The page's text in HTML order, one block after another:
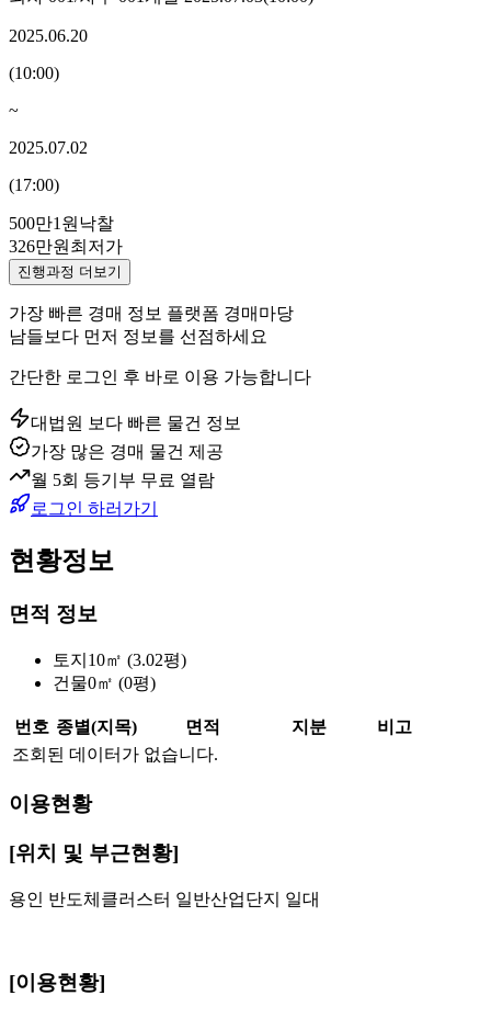
2025.06.20
(10:00)
~
2025.07.02
(17:00)
500만1원 낙찰
326만원 최저가
진행과정 더보기
가장 빠른 경매 정보 플랫폼 경매마당
남들보다 먼저 정보를 선점하세요
간단한 로그인 후 바로 이용 가능합니다
대법원 보다 빠른 물건 정보
가장 많은 경매 물건 제공
월 5회 등기부 무료 열람
로그인 하러가기
현황정보
면적 정보
토지 10㎡ (3.02평)
건물0㎡ (0평)
번호 종별(지목) 면적 지분
비고
조회된 데이터가 없습니다.
이용현황
[위치 및 부근현황]
용인 반도체클러스터 일반산업단지 일대
[이용현황]